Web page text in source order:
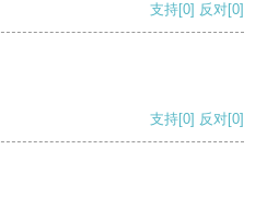
支持[0] 反对[0]
支持[0] 反对[0]